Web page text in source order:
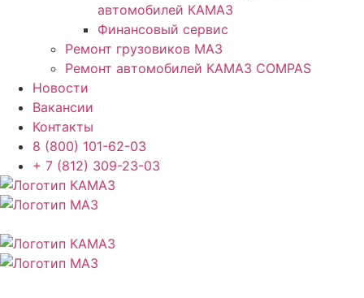
автомобилей КАМАЗ
Финансовый сервис
Ремонт грузовиков МАЗ
Ремонт автомобилей КАМАЗ COMPAS
Новости
Вакансии
Контакты
8 (800) 101-62-03
+ 7 (812) 309-23-03